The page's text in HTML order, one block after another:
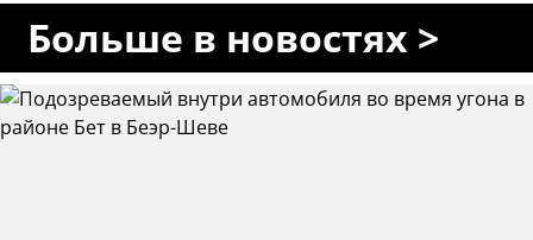
Больше в новостях >